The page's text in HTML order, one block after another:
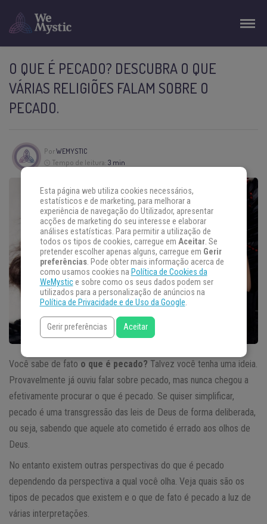
O QUE É PECADO? DESCUBRA O QUE
VÁRIAS RELIGIÕES FALAM SOBRE O
PECADO.
PorWEMYSTIC
Tempo de leitura: 3 min
Você sabe de fato o que é pecado? Talvez você tenha uma ideia.
Provavelmente já ouviu falar sobre pecado, mas nunca chegou a
efetivamente procurar o que é pecado. Se quiser simplificar,
pecado é uma transgressão das leis de Deus de forma deliberada,
ou seja, sabendo que aquele ato cometido é errado aos olhos de
Deus.
No entanto existem outras perspectivas do que é pecado
dependendo da perspectiva a qual você olha. Veja quais são os
tipos de pecados que existem e o que de fato é pecado a luz de
várias interpretações.
Esta página web utiliza cookies necessários,
estatísticos e de marketing, para melhorar a
experiência de navegação do Utilizador, apresentar
acções de marketing do seu interesse e elaborar
análises estatísticas. Para permitir a utilização de
todos os tipos de cookies, carregue em Aceitar. Se
pretender escolher apenas alguns, carregue em Gerir
preferências. Pode obter mais informação acerca de
como usamos cookies na Política de Cookies da
WeMystice sobre como os seus dados podem ser
utilizados para a personalização de anúncios na
Política de Privacidade e de Uso da Google.
Gerir preferências Aceitar